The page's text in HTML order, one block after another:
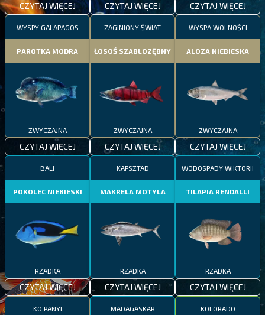
CZYTAJ WIĘCEJ CZYTAJ WIĘCEJ CZYTAJ WIĘCEJ
WYSPY GALAPAGOS
PAROTKA MODRA
ZWYCZAJNA
CZYTAJ WIĘCEJ
ZAGINIONY ŚWIAT
ŁOSOŚ SZABLOZĘBNY
ZWYCZAJNA
CZYTAJ WIĘCEJ
WYSPA WOLNOŚCI
ALOZA NIEBIESKA
ZWYCZAJNA
CZYTAJ WIĘCEJ
BALI
POKOLEC NIEBIESKI
RZADKA
CZYTAJ WIĘCEJ
KAPSZTAD
MAKRELA MOTYLA
RZADKA
CZYTAJ WIĘCEJ
WODOSPADY WIKTORII
TILAPIA RENDALLI
RZADKA
CZYTAJ WIĘCEJ
KO PANYI MADAGASKAR KOLORADO